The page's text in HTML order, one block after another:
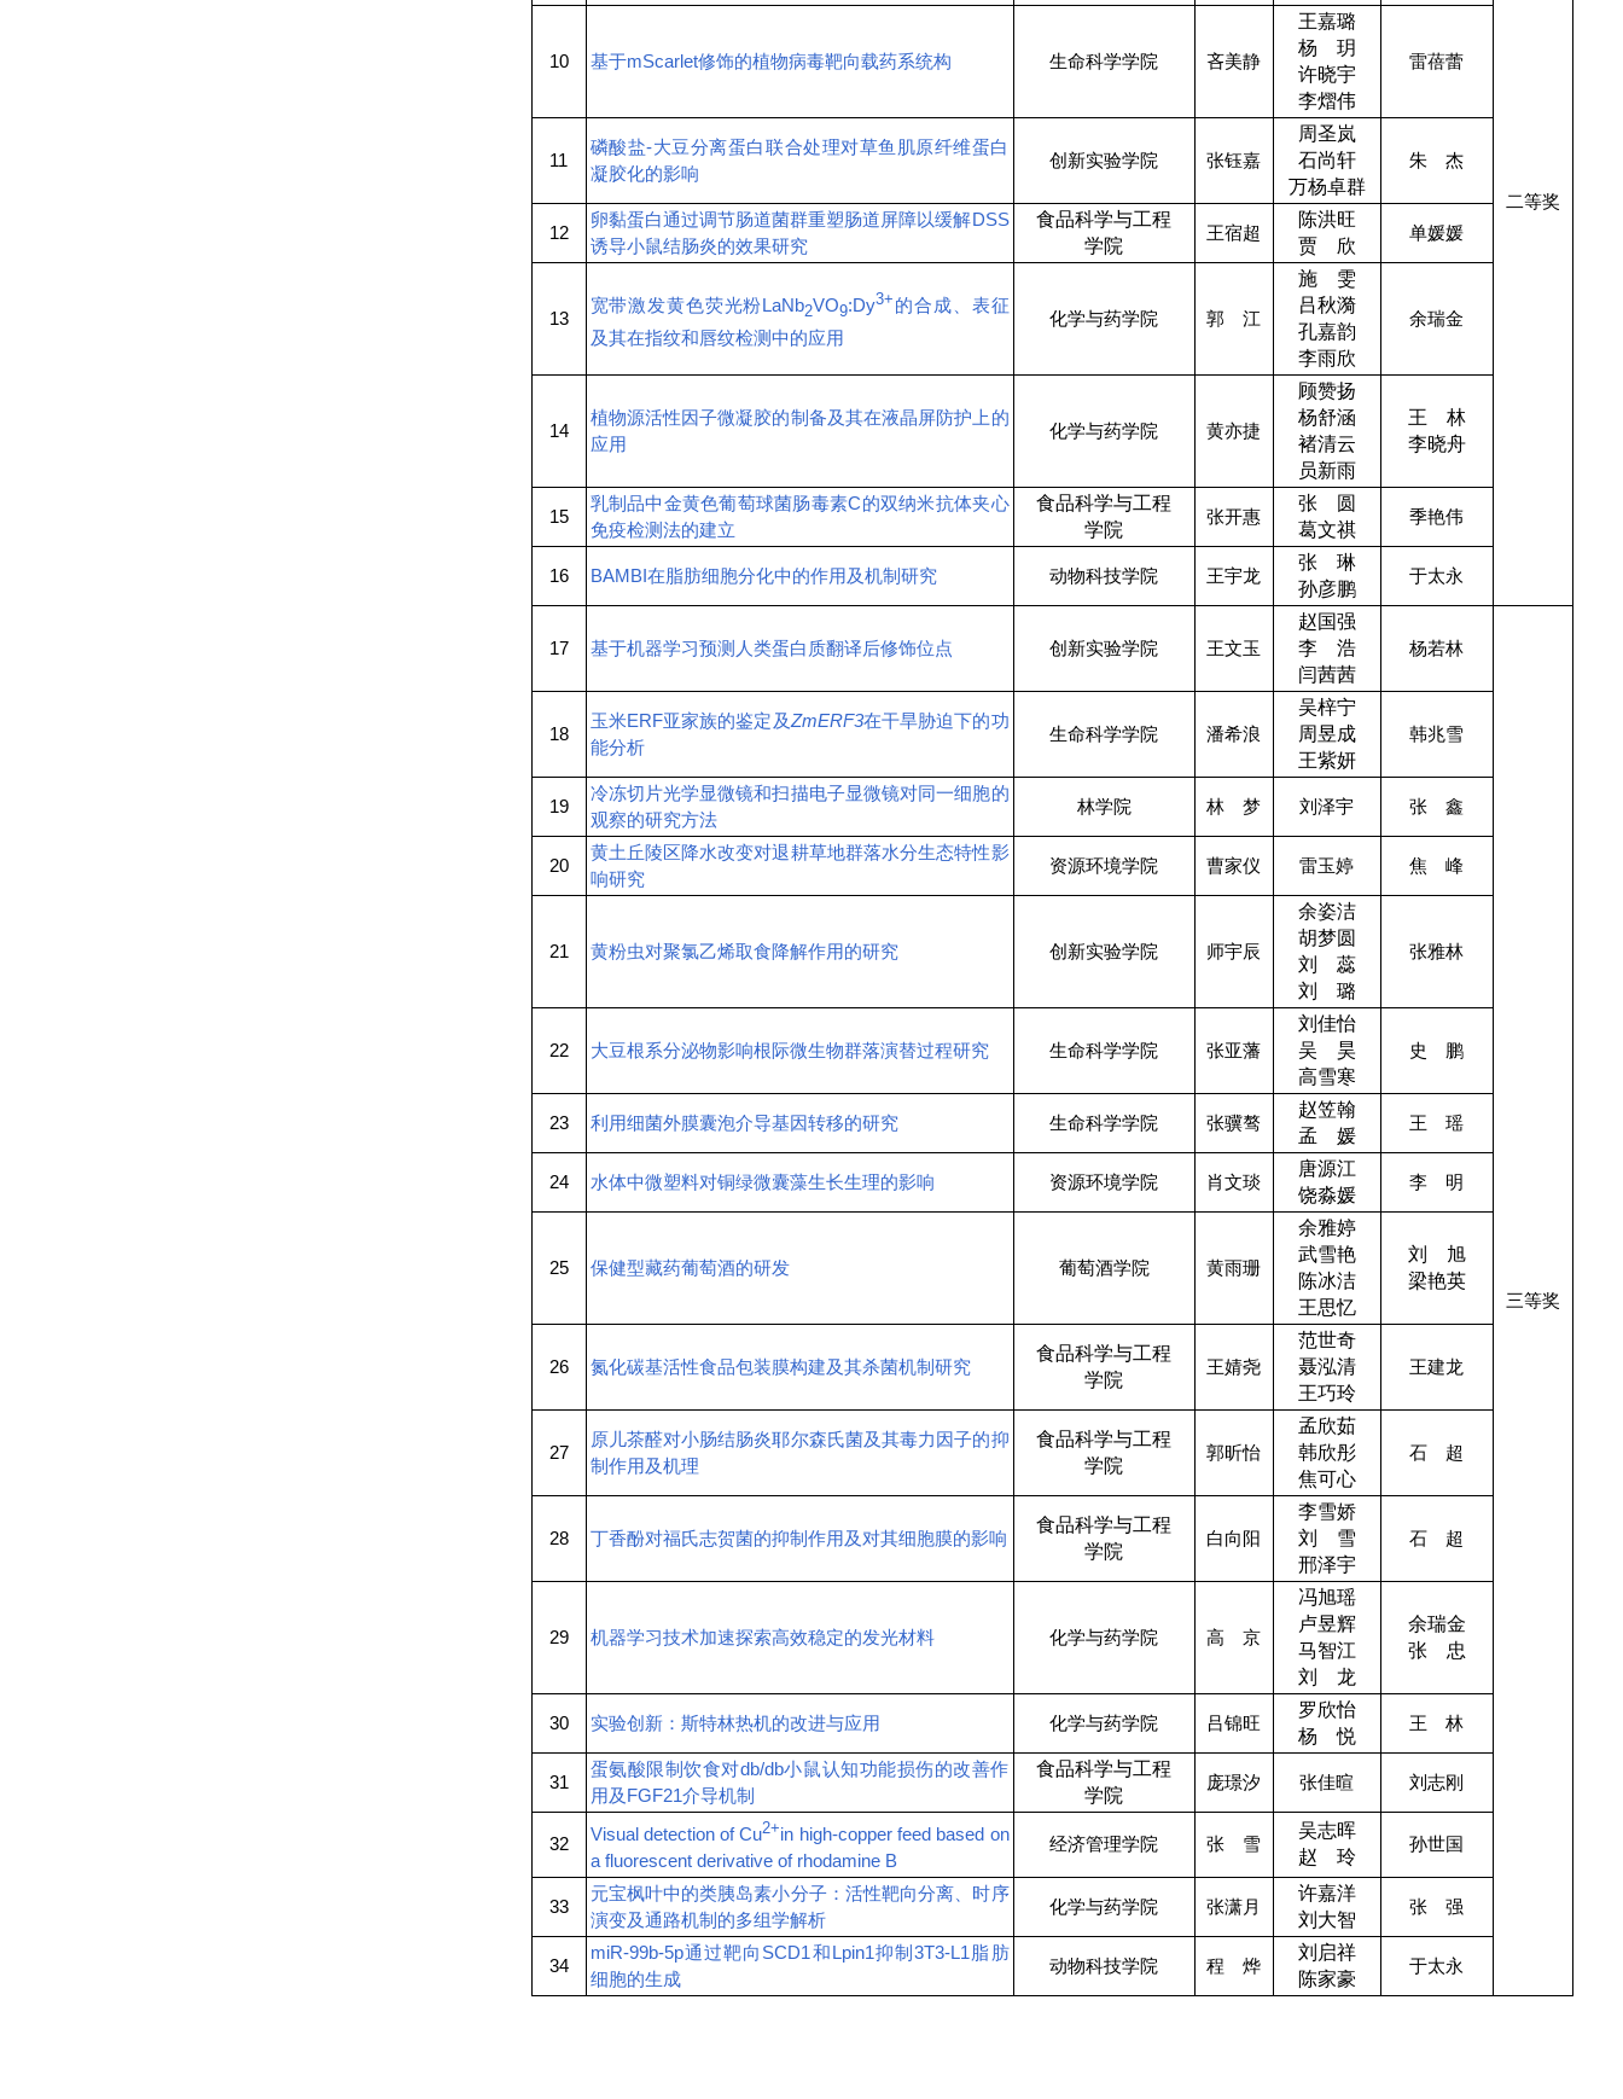
二等奖
10 基于mScarlet修饰的植物病毒靶向载药系统构 生命科学学院 吝美静
王嘉璐
杨 玥
许晓宇
李熠伟
雷蓓蕾
11
磷酸盐-大豆分离蛋白联合处理对草鱼肌原纤维蛋白
凝胶化的影响
创新实验学院 张钰嘉
周圣岚
石尚轩
万杨卓群
朱 杰
12
卵黏蛋白通过调节肠道菌群重塑肠道屏障以缓解DSS
诱导小鼠结肠炎的效果研究
食品科学与工程
学院
王宿超
陈洪旺
贾 欣
单媛媛
13
宽带激发黄色荧光粉LaNb2VO9:Dy3+ 的合成、表征
及其在指纹和唇纹检测中的应用
化学与药学院 郭 江
施 雯
吕秋漪
孔嘉韵
李雨欣
余瑞金
14
植物源活性因子微凝胶的制备及其在液晶屏防护上的
应用
化学与药学院 黄亦捷
顾赞扬
杨舒涵
褚清云
员新雨
王 林
李晓舟
15
乳制品中金黄色葡萄球菌肠毒素C的双纳米抗体夹心
免疫检测法的建立
食品科学与工程
学院
张开惠
张 圆
葛文祺
季艳伟
16 BAMBI在脂肪细胞分化中的作用及机制研究 动物科技学院 王宇龙
张 琳
孙彦鹏
于太永
17 基于机器学习预测人类蛋白质翻译后修饰位点 创新实验学院 王文玉
赵国强
李 浩
闫茜茜
杨若林
三等奖
18
玉米ERF亚家族的鉴定及ZmERF3在干旱胁迫下的功
能分析
生命科学学院 潘希浪
吴梓宁
周昱成
王紫妍
韩兆雪
19
冷冻切片光学显微镜和扫描电子显微镜对同一细胞的
观察的研究方法
林学院 林 梦 刘泽宇 张 鑫
20
黄土丘陵区降水改变对退耕草地群落水分生态特性影
响研究
资源环境学院 曹家仪 雷玉婷 焦 峰
21 黄粉虫对聚氯乙烯取食降解作用的研究 创新实验学院 师宇辰
余姿洁
胡梦圆
刘 蕊
刘 璐
张雅林
22 大豆根系分泌物影响根际微生物群落演替过程研究 生命科学学院 张亚藩
刘佳怡
吴 昊
高雪寒
史 鹏
23 利用细菌外膜囊泡介导基因转移的研究 生命科学学院 张骥骜
赵笠翰
孟 媛
王 瑶
24 水体中微塑料对铜绿微囊藻生长生理的影响 资源环境学院 肖文琰
唐源江
饶淼媛
李 明
25 保健型藏药葡萄酒的研发 葡萄酒学院 黄雨珊
余雅婷
武雪艳
陈冰洁
王思忆
刘 旭
梁艳英
26 氮化碳基活性食品包装膜构建及其杀菌机制研究
食品科学与工程
学院
王婧尧
范世奇
聂泓清
王巧玲
王建龙
27
原儿茶醛对小肠结肠炎耶尔森氏菌及其毒力因子的抑
制作用及机理
食品科学与工程
学院
郭昕怡
孟欣茹
韩欣彤
焦可心
石 超
28 丁香酚对福氏志贺菌的抑制作用及对其细胞膜的影响
食品科学与工程
学院
白向阳
李雪娇
刘 雪
邢泽宇
石 超
29 机器学习技术加速探索高效稳定的发光材料 化学与药学院 高 京
冯旭瑶
卢昱辉
马智江
刘 龙
余瑞金
张 忠
30 实验创新：斯特林热机的改进与应用 化学与药学院 吕锦旺
罗欣怡
杨 悦
王 林
31
蛋氨酸限制饮食对db/db小鼠认知功能损伤的改善作
用及FGF21介导机制
食品科学与工程
学院
庞璟汐 张佳暄 刘志刚
32 Visual detection of Cu2+in high-copper feed based on
a fluorescent derivative of rhodamine B
经济管理学院 张 雪
吴志晖
赵 玲
孙世国
33
元宝枫叶中的类胰岛素小分子：活性靶向分离、时序
演变及通路机制的多组学解析
化学与药学院 张潇月
许嘉洋
刘大智
张 强
34
miR-99b-5p通过靶向SCD1和Lpin1抑制3T3-L1脂肪
细胞的生成
动物科技学院 程 烨
刘启祥
陈家豪
于太永